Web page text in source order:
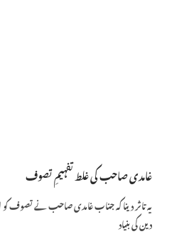
غامدی صاحب کی غلط تفہیمِ تصوف
یہ تاثر دینا کہ جناب غامدی صاحب نے تصوف
دین کی بنیاد